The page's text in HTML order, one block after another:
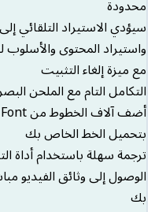
محدودة
سيؤدي الاستيراد التلقائي
واستيراد المحتوى
مع ميزة إلغاء التثبيت
التكامل التام مع الملحن
بتحميل الخط الخاص بك
ترجمة سهلة باستخدام أداة
الوصول إلى وثائق الفيديو
بك